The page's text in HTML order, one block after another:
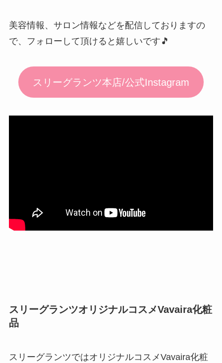
美容情報、サロン情報などを配信しておりますの
で、フォローして頂けると嬉しいです🎵
スリーグランツ本店/公式Instagram
スリーグランツオリジナルコスメVavaira化粧
品
スリーグランツではオリジナルコスメVavaira化粧